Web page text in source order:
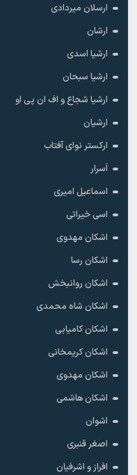
ارسلان میردادی
ارشان
ارشیا اسدی
ارشیا سبحان
ارشیا شجاع و اف ان پی او
ارشیان
ارکستر نوای آفتاب
اَسرار
اسماعیل امیری
اسی خیراتی
اشکان مهدوى
اشکان رسا
اشکان روانبخش
اشکان شاه محمدی
اشکان کامیابی
اشکان کریمخانی
اشکان مهدوی
اشکان هاشمی
اشوان
اصغر قنبری
افراز و اشرفیان